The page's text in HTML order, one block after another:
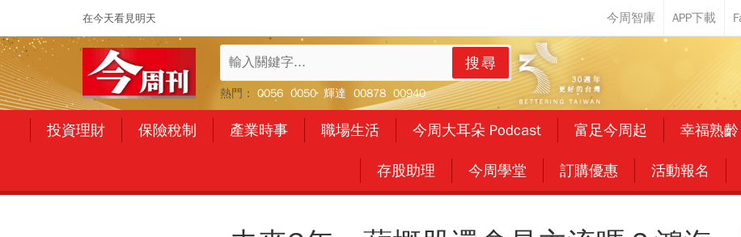
在今天看見明天
搜尋
熱門： 0056 0050 輝達 00878 00940
投資理財 保險稅制 產業時事 職場生活 今周大耳朵 Podcast 富足今周起 幸福熟齡
存股助理 今周學堂 訂購優惠 活動報名